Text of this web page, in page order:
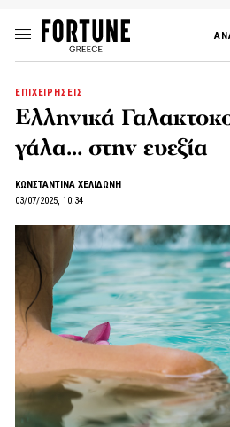
ΕΠΙΧΕΙΡΗΣΕΙΣ
Ελληνικά
γάλα… στην ευεξία
ΚΩΝΣΤΑΝΤΙΝΑ ΧΕΛΙΔΩΝΗ
03/07/2025, 10:34